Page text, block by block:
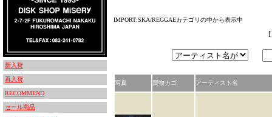
新入荷
再入荷
RECOMMEND
セール商品
IMPORT:SKA/REGGAEカテゴリの中から表示中
写真 買物カゴ アーティスト名